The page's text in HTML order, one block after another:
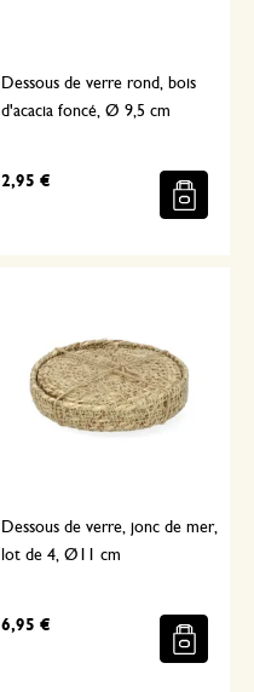
Dessous de verre rond, bois
d'acacia foncé, Ø 9,5 cm
2,95 €
Dessous de verre, jonc de mer,
lot de 4, Ø11 cm
6,95 €